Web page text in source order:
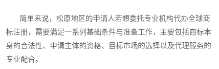
简单来说，松原地区的申请人若想委托专业机构代办全球商
标注册，需要满足一系列基础条件与准备工作，主要包括商标本
身的合法性、申请主体的资格、目标市场的选择以及代理服务的
专业配合。